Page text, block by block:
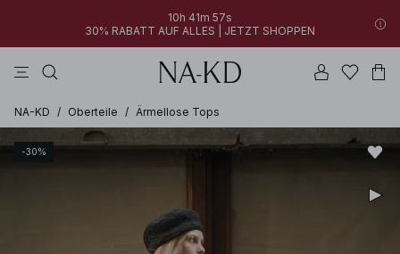
10h 41m 57s
30% RABATT AUF ALLES | JETZT SHOPPEN
NA-KD / Oberteile / Ärmellose Tops
-30%